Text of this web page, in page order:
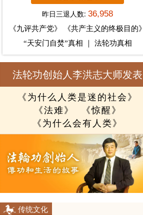
昨日三退人数:36,958
《九评共产党》
《共产主义的终极目的》
“天安门自焚”真相
法轮功真相
法轮功创始人李洪志大师发表
《为什么人类是迷的社会》
《法难》
《惊醒》
《为什么会有人类》
传统文化